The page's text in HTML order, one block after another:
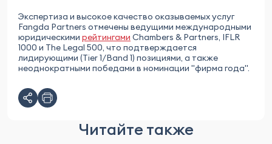
Экспертиза и высокое качество оказываемых услуг
Fangda Partners отмечены ведущими международными
юридическими рейтингами Chambers & Partners, IFLR
1000 и The Legal 500, что подтверждается
лидирующими (Tier 1/Band 1) позициями, а также
неоднократными победами в номинации "фирма года".
Читайте также